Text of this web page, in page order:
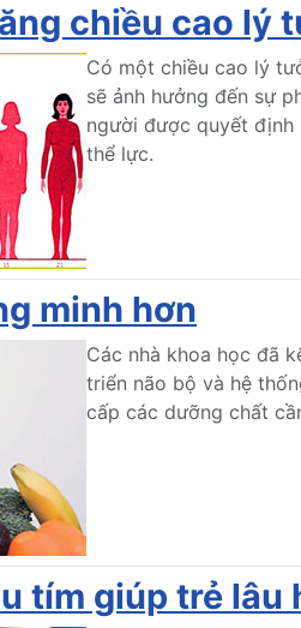
chiều cao lý
Có một chiều cao lý
sẽ ảnh hưởng đến sự
người được quyết
thể lực.
minh hơn
Các nhà khoa học đã
triển não bộ và hệ
cấp các dưỡng chất
tím giúp trẻ lâu